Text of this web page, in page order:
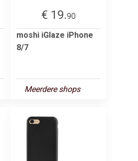
€ 19.90
moshi iGlaze iPhone
8/7
Meerdere shops